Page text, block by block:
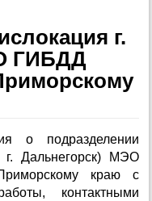
г.
ГИБДД
о подразделении
Дальнегорск) МЭО
краю с
контактными